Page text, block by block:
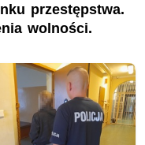
przestępstwa.
wolności.